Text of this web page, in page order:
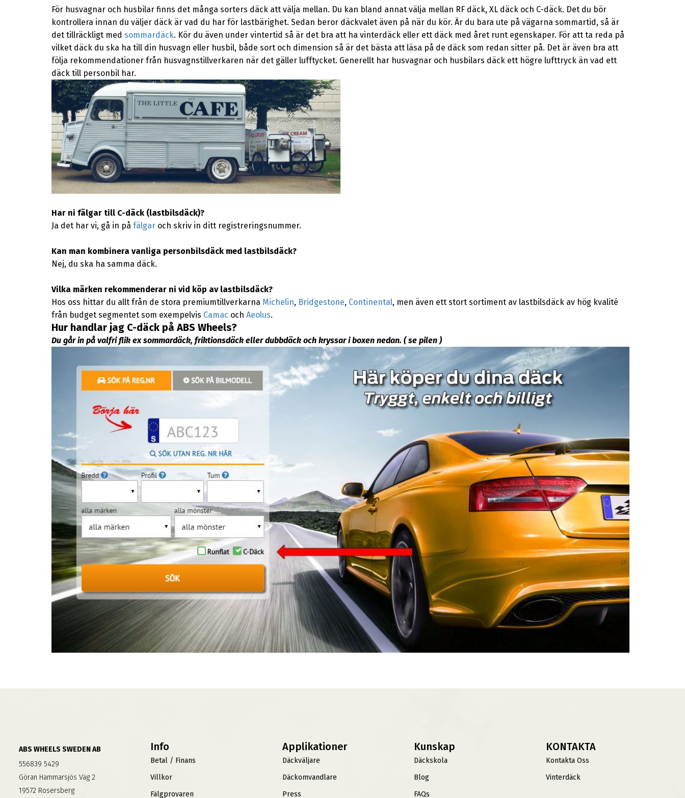
För husvagnar och husbilar finns det många sorters däck att välja mellan. Du kan bland annat välja mellan RF däck, XL däck och C-däck. Det du bör
kontrollera innan du väljer däck är vad du har för lastbärighet. Sedan beror däckvalet även på när du kör. Är du bara ute på vägarna sommartid, så är
det tillräckligt med sommardäck. Kör du även under vintertid så är det bra att ha vinterdäck eller ett däck med året runt egenskaper. För att ta reda på
vilket däck du ska ha till din husvagn eller husbil, både sort och dimension så är det bästa att läsa på de däck som redan sitter på. Det är även bra att
följa rekommendationer från husvagnstillverkaren när det gäller lufftycket. Generellt har husvagnar och husbilars däck ett högre lufttryck än vad ett
däck till personbil har.
Har ni fälgar till C-däck (lastbilsdäck)?
Ja det har vi, gå in på fälgaroch skriv in ditt registreringsnummer.
Kan man kombinera vanliga personbilsdäck med lastbilsdäck?
Nej, du ska ha samma däck.
Vilka märken rekommenderar ni vid köp av lastbilsdäck?
Hos oss hittar du allt från de stora premiumtillverkarna Michelin, Bridgestone, Continental, men även ett stort sortiment av lastbilsdäck av hög kvalité
från budget segmentet som exempelvis Camac och Aeolus.
Hur handlar jag C-däck på ABS Wheels?
Du går in på valfri flik ex sommardäck, friktionsdäck eller dubbdäck och kryssar i boxen nedan. ( se pilen )
ABS WHEELS SWEDEN AB
556839 5429
Göran Hammarsjös Väg 2
19572 Rosersberg
Info
Betal / Finans
Villkor
Fälgprovaren
Applikationer
Däckväljare
Däckomvandlare
Press
Kunskap
Däckskola
Blog
FAQs
KONTAKTA
Kontakta Oss
Vinterdäck